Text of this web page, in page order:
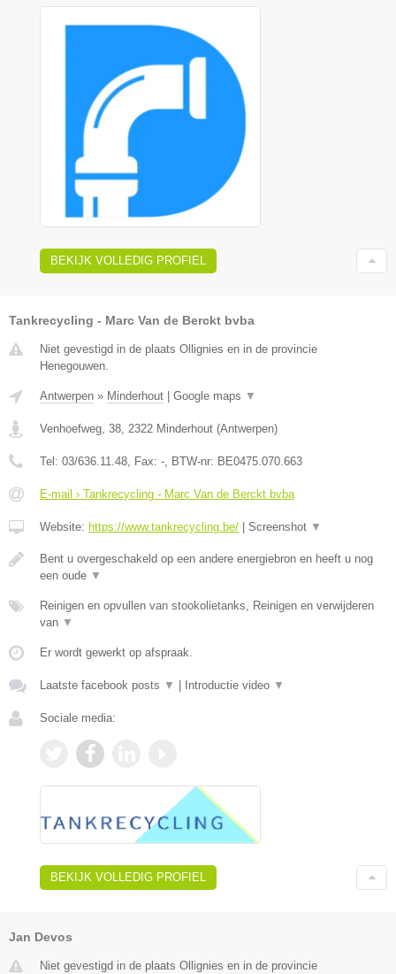
BEKIJK VOLLEDIG PROFIEL
Tankrecycling - Marc Van de Berckt bvba
Niet gevestigd in de plaats Ollignies en in de provincie
Henegouwen.
Antwerpen » Minderhout | Google maps ▼
Venhoefweg, 38 2322 Minderhout (Antwerpen)
Tel: 03/636.11.48 , Fax: - , BTW-nr: BE0475.070.663
E-mail › Tankrecycling - Marc Van de Berckt bvba
Website: https://www.tankrecycling.be/ | Screenshot ▼
Bent u overgeschakeld op een andere energiebron en heeft u nog
een oude ▼
Reinigen en opvullen van stookolietanks, Reinigen en verwijderen
van ▼
Er wordt gewerkt op afspraak.
Laatste facebook posts ▼ | Introductie video ▼
Sociale media:
BEKIJK VOLLEDIG PROFIEL
Jan Devos
Niet gevestigd in de plaats Ollignies en in de provincie